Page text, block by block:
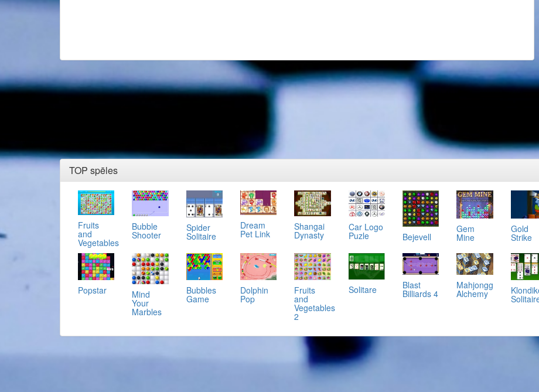
TOP spēles
Fruits
and
Vegetables
Bubble
Shooter
Spider
Solitaire
Dream
Pet Link
Shangai
Dynasty
Car Logo
Puzle Bejevell
Gem
Mine
Gold
Strike
Popstar Mind
Your
Marbles
Bubbles
Game
Dolphin
Pop
Fruits
and
Vegetables
2
Solitare Blast
Billiards 4
Mahjongg
Alchemy